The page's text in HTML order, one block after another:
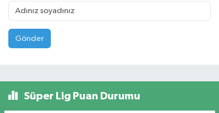
Gönder
Süper Lig Puan Durumu